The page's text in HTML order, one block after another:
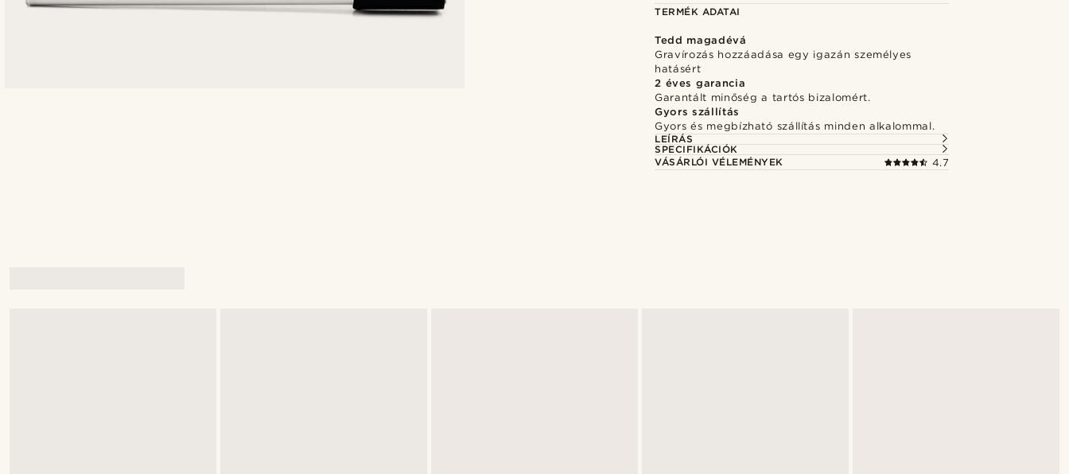
TERMÉK ADATAI
Tedd magadévá
Gravírozás hozzáadása egy igazán személyes
hatásért
2 éves garancia
Garantált minőség a tartós bizalomért.
Gyors szállítás
Gyors és megbízható szállítás minden alkalommal.
LEÍRÁS
SPECIFIKÁCIÓK
VÁSÁRLÓI VÉLEMÉNYEK
4.7